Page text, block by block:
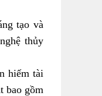
tạo và
thủy
hiếm tài
bao gồm